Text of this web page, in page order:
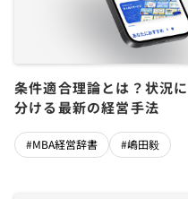
条件適合理論とは？状況
分ける最新の経営手法
#MBA経営辞書 #嶋田毅